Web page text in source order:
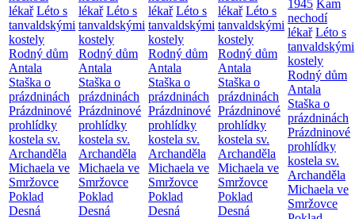
lékař Léto s
tanvaldskými
kostely
Rodný dům
Antala
Staška o
prázdninách
Prázdninové
prohlídky
kostela sv.
Archanděla
Michaela ve
Smržovce
Poklad
Desná
lékař Léto s
tanvaldskými
kostely
Rodný dům
Antala
Staška o
prázdninách
Prázdninové
prohlídky
kostela sv.
Archanděla
Michaela ve
Smržovce
Poklad
Desná
lékař Léto s
tanvaldskými
kostely
Rodný dům
Antala
Staška o
prázdninách
Prázdninové
prohlídky
kostela sv.
Archanděla
Michaela ve
Smržovce
Poklad
Desná
lékař Léto s
tanvaldskými
kostely
Rodný dům
Antala
Staška o
prázdninách
Prázdninové
prohlídky
kostela sv.
Archanděla
Michaela ve
Smržovce
Poklad
Desná
1945 Kam
nechodí
lékař Léto s
tanvaldskými
kostely
Rodný dům
Antala
Staška o
prázdninách
Prázdninové
prohlídky
kostela sv.
Archanděla
Michaela ve
Smržovce